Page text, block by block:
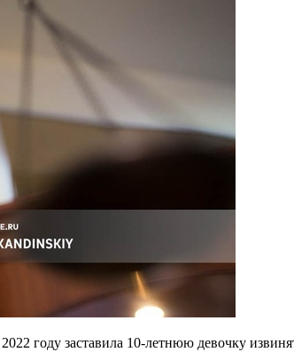
году заставила 10-летнюю девочку